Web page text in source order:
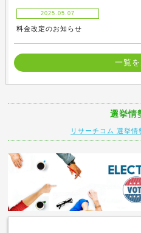
2025.05.07
料金改定のお知らせ
一覧
選挙
リサーチコム 選挙